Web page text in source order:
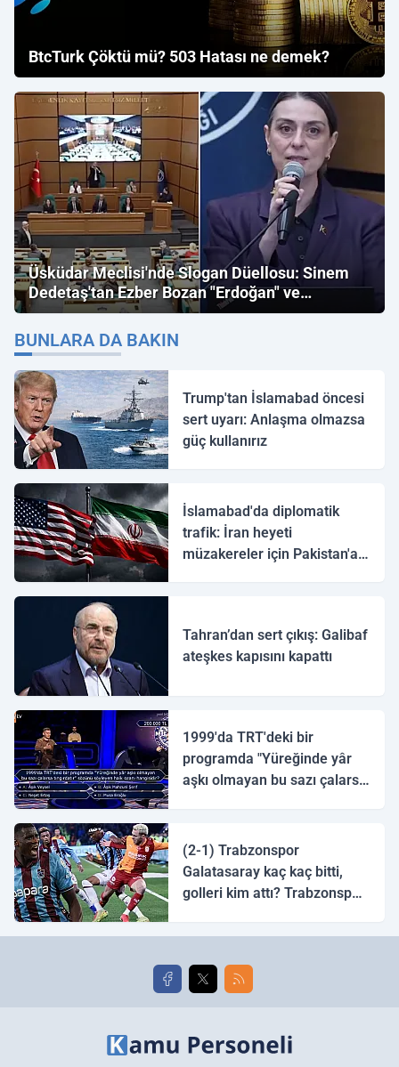
BtcTurk Çöktü mü? 503 Hatası ne demek?
Üsküdar Meclisi'nde Slogan Düellosu: Sinem
Dedetaş'tan Ezber Bozan "Erdoğan" ve
"İmamoğlu" Çıkışı!
BUNLARA DA BAKIN
Trump'tan İslamabad öncesi
sert uyarı: Anlaşma olmazsa
güç kullanırız
İslamabad'da diplomatik
trafik: İran heyeti
müzakereler için Pakistan'a
Tahran’dan sert çıkış: Galibaf
ateşkes kapısını kapattı
1999'da TRT'deki bir
programda "Yüreğinde yâr
aşkı olmayan bu sazı çalarsa
(2-1) Trabzonspor
Galatasaray kaç kaç bitti,
golleri kim attı? Trabzonspor
golleri!